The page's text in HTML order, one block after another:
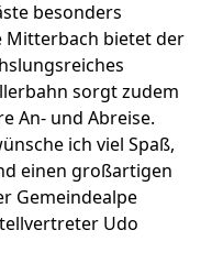
besonders
Mitterbach bietet der
sorgt zudem
An- und Abreise.
ich viel Spaß,
einen großartigen
Gemeindealpe
Udo